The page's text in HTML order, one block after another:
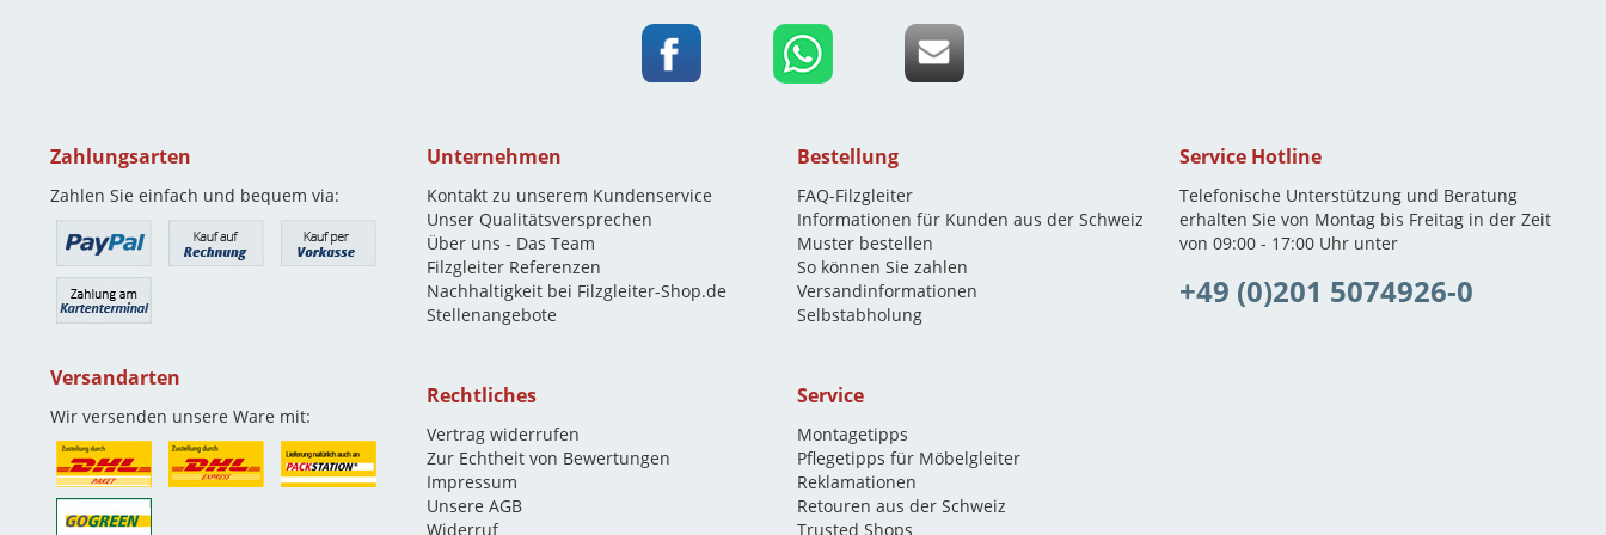
Zahlungsarten
Zahlen Sie einfach und bequem via:
Versandarten
Wir versenden unsere Ware mit:
Unternehmen
Kontakt zu unserem Kundenservice
Unser Qualitätsversprechen
Über uns - Das Team
Filzgleiter Referenzen
Nachhaltigkeit bei Filzgleiter-Shop.de
Stellenangebote
Bestellung
FAQ-Filzgleiter
Informationen für Kunden aus der Schweiz
Muster bestellen
So können Sie zahlen
Versandinformationen
Selbstabholung
Rechtliches
Vertrag widerrufen
Zur Echtheit von Bewertungen
Impressum
Unsere AGB
Widerruf
Service
Montagetipps
Pflegetipps für Möbelgleiter
Reklamationen
Retouren aus der Schweiz
Trusted Shops
Service Hotline
Telefonische Unterstützung und Beratung
erhalten Sie von Montag bis Freitag in der Zeit
von 09:00 - 17:00 Uhr unter
+49 (0)201 5074926-0